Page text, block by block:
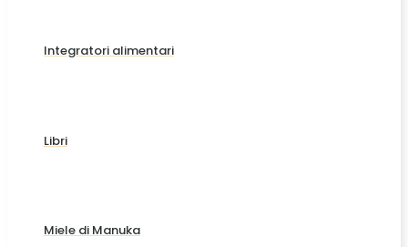
Integratori alimentari
Libri
Miele di Manuka